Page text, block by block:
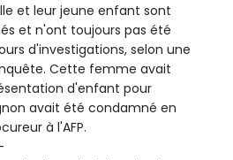
et leur jeune enfant sont
et n'ont toujours pas été
d'investigations, selon une
Cette femme avait
d'enfant pour
avait été condamné en
à l'AFP.